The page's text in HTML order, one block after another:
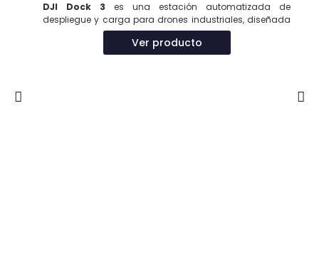
DJI Dock 3 es una estación automatizada de
despliegue y carga para drones industriales, diseñada
operaciones remotas 24/7 en entornos
. Su capacidad de montaje en vehículos y
compatibilidad con drones Matrice 4D/4TD la convierten
Ver producto